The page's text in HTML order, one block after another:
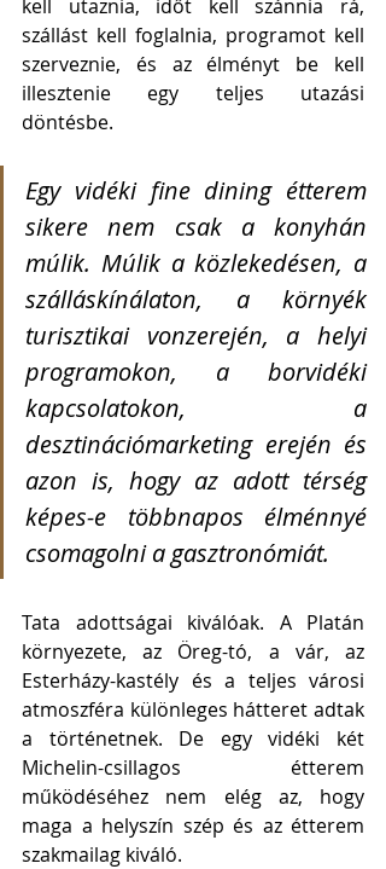
kell utaznia, időt kell szánnia rá,
szállást kell foglalnia, programot kell
szerveznie, és az élményt be kell
illesztenie egy teljes utazási
döntésbe.
Egy vidéki fine dining étterem
sikere nem csak a konyhán
múlik. Múlik a közlekedésen, a
szálláskínálaton, a környék
turisztikai vonzerején, a helyi
programokon, a borvidéki
kapcsolatokon, a
desztinációmarketing erején és
azon is, hogy az adott térség
képes-e többnapos élménnyé
csomagolni a gasztronómiát.
Tata adottságai kiválóak. A Platán
környezete, az Öreg-tó, a vár, az
Esterházy-kastély és a teljes városi
atmoszféra különleges hátteret adtak
a történetnek. De egy vidéki két
Michelin-csillagos étterem
működéséhez nem elég az, hogy
maga a helyszín szép és az étterem
szakmailag kiváló.